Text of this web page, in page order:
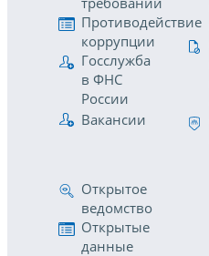
Противодействие
коррупции
Госслужба
в ФНС
России
Вакансии
Открытое
ведомство
Открытые
данные